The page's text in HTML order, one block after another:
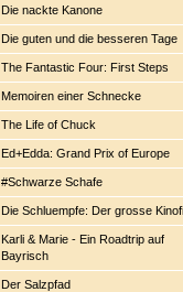
Die nackte Kanone
Die guten und die besseren Tage
The Fantastic Four: First Steps
Memoiren einer Schnecke
The Life of Chuck
Ed+Edda: Grand Prix of Europe
#Schwarze Schafe
Die Schluempfe: Der grosse
Karli & Marie - Ein Roadtrip auf
Bayrisch
Der Salzpfad